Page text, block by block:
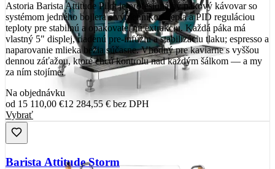
Astoria Barista Attitude Pilot je profesionálny pákový kávovar so
systémom jedného bojlera s výmenníkom tepla a PID reguláciou
teploty pre stabilnú a opakovateľnú extrakciu. Každá páka má
vlastný 5" displej, riadenú pre-infúziu a stabilizáciu tlaku; espresso a
naparovanie mlieka bežia súčasne. Vhodný pre kaviarne s vyššou
dennou záťažou, ktoré chcú kontrolu nad každým šálkom — a my
za ním stojíme.
Na objednávku
od 15 110,00 €12 284,55 € bez DPH
Vybrať
Barista Attitude Storm